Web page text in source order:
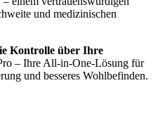
und medizinischen
Kontrolle über Ihre
– Ihre All-in-One-Lösung für
und besseres Wohlbefinden.